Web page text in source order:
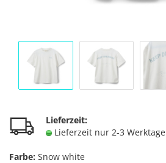
Lieferzeit:
Lieferzeit nur 2-3 Werktage
Farbe: Snow white